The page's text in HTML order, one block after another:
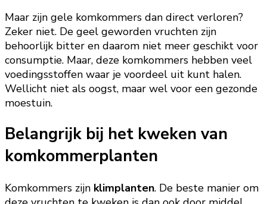
Maar zijn gele komkommers dan direct verloren?
Zeker niet. De geel geworden vruchten zijn
behoorlijk bitter en daarom niet meer geschikt voor
consumptie. Maar, deze komkommers hebben veel
voedingsstoffen waar je voordeel uit kunt halen.
Wellicht niet als oogst, maar wel voor een gezonde
moestuin.
Belangrijk bij het kweken van
komkommerplanten
Komkommers zijn klimplanten. De beste manier om